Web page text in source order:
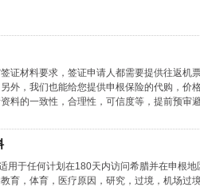
证材料要求，签证申请人都需要提供往返机
外，我们也能给您提供申根保险的代购，价
料的一致性，合理性，可信度等，提前预审
用于任何计划在180天内访问希腊并在申根
育，体育，医疗原因，研究，过境，机场过